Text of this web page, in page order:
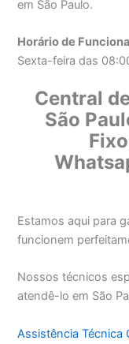
em São Paulo.
Horário de
Sexta-feira das
Central
São
Estamos aqui para
funcionem
Nossos técnicos
atendê-lo em São
Assistência Técnica